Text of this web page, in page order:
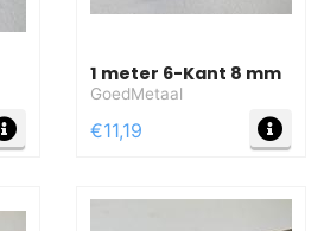
MEER INFO
1 meter 6-Kant 8 mm
GoedMetaal
€11,19